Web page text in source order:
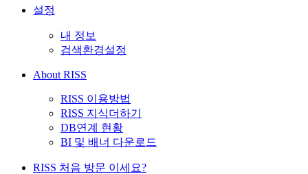
설정
내 정보
검색환경설정
About RISS
RISS 이용방법
RISS 지식더하기
DB연계 현황
BI 및 배너 다운로드
RISS 처음 방문 이세요?